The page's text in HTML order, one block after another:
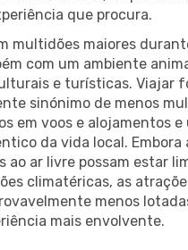
que procura.
multidões maiores
com um ambiente
e turísticas. Viajar
sinónimo de menos
em voos e alojamentos
da vida local. Embora
ao ar livre possam estar
climatéricas, as
menos
mais envolvente.